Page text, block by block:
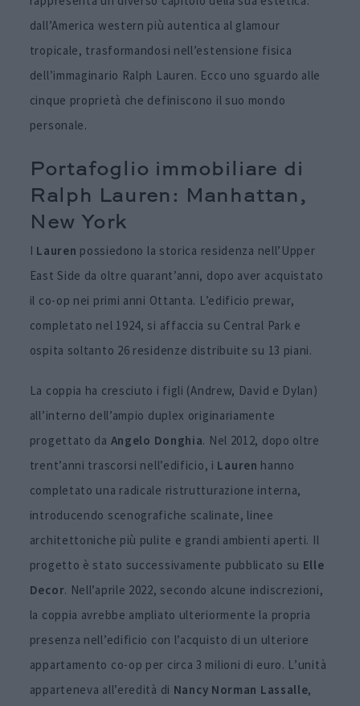
dall’America western più autentica al glamour
tropicale, trasformandosi nell’estensione fisica
dell’immaginario Ralph Lauren. Ecco uno sguardo alle
cinque proprietà che definiscono il suo mondo
personale.
Portafoglio immobiliare di
Ralph Lauren: Manhattan,
New York
I Lauren possiedono la storica residenza nell’Upper
East Side da oltre quarant’anni, dopo aver acquistato
il co-op nei primi anni Ottanta. L’edificio prewar,
completato nel 1924, si affaccia su Central Park e
ospita soltanto 26 residenze distribuite su 13 piani.
La coppia ha cresciuto i figli (Andrew, David e Dylan)
all’interno dell’ampio duplex originariamente
progettato da Angelo Donghia. Nel 2012, dopo oltre
trent’anni trascorsi nell’edificio, i Lauren hanno
completato una radicale ristrutturazione interna,
introducendo scenografiche scalinate, linee
architettoniche più pulite e grandi ambienti aperti. Il
progetto è stato successivamente pubblicato su Elle
Decor. Nell’aprile 2022, secondo alcune indiscrezioni,
la coppia avrebbe ampliato ulteriormente la propria
presenza nell’edificio con l’acquisto di un ulteriore
appartamento co-op per circa 3 milioni di euro. L’unità
apparteneva all’eredità di Nancy Norman Lassalle,